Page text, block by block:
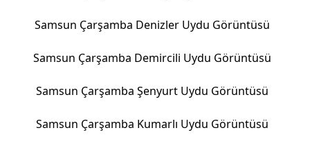
Samsun Çarşamba Denizler Uydu Görüntüsü
Samsun Çarşamba Demircili Uydu Görüntüsü
Samsun Çarşamba Şenyurt Uydu Görüntüsü
Samsun Çarşamba Kumarlı Uydu Görüntüsü